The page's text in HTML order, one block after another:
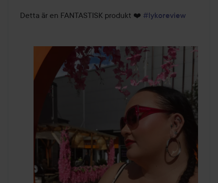
Detta är en FANTASTISK produkt ❤️ #lykoreview